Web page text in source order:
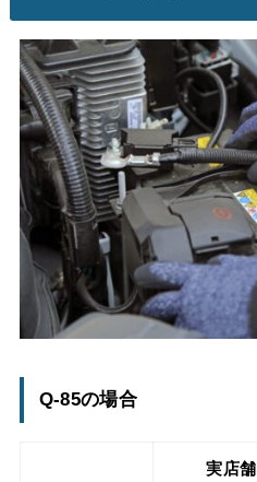
Q-85の場合
実店舗